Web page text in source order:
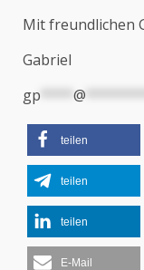
Mit freundlichen
Gabriel
gp
@
teilen
teilen
teilen
E-Mail